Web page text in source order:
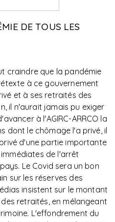
DE TOUS LES
craindre que la pandémie
à ce gouvernement
et à ses retraités des
il n'aurait jamais pu exiger
à l'AGIRC-ARRCO la
dont le chômage l'a privé, il
d'une partie importante
de l'arrêt
Le Covid sera un bon
sur les réserves des
insistent sur le montant
retraités, en mélangeant
L'effondrement du